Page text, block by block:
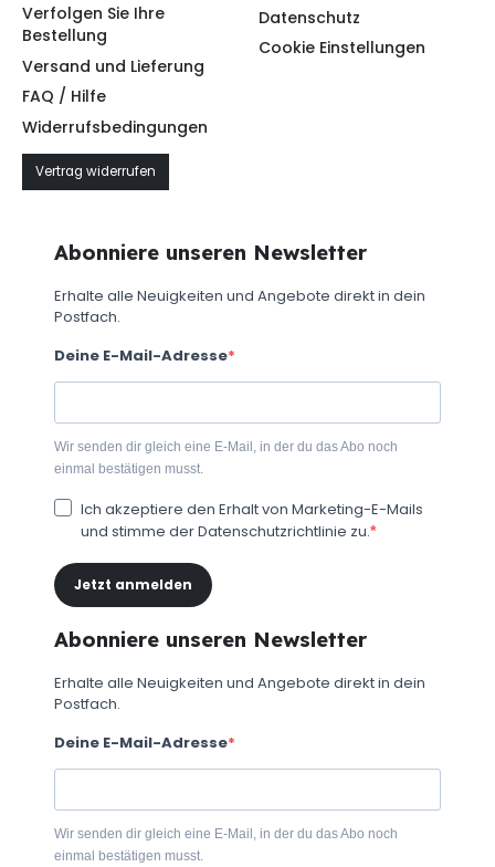
Verfolgen Sie Ihre
Bestellung
Versand und Lieferung
FAQ / Hilfe
Widerrufsbedingungen
Vertrag widerrufen
Datenschutz
Cookie Einstellungen
Abonniere unseren Newsletter
Erhalte alle Neuigkeiten und Angebote direkt in dein
Postfach.
Deine E-Mail-Adresse
Wir senden dir gleich eine E-Mail, in der du das Abo noch
einmal bestätigen musst.
Ich akzeptiere den Erhalt von Marketing-E-Mails
und stimme der Datenschutzrichtlinie zu.
Jetzt anmelden
Abonniere unseren Newsletter
Erhalte alle Neuigkeiten und Angebote direkt in dein
Postfach.
Deine E-Mail-Adresse
Wir senden dir gleich eine E-Mail, in der du das Abo noch
einmal bestätigen musst.